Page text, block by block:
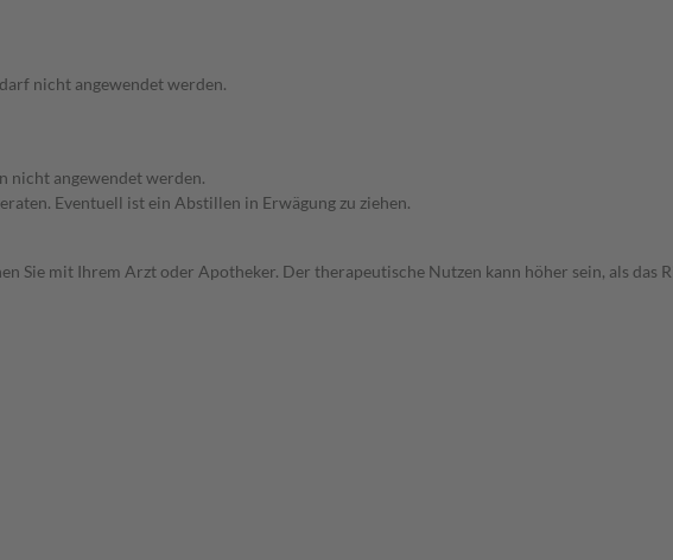
nicht angewendet werden.
nicht angewendet werden.
Eventuell ist ein Abstillen in Erwägung zu ziehen.
Sie mit Ihrem Arzt oder Apotheker. Der therapeutische Nutzen kann höher sein, als das